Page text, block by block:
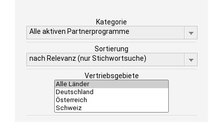
Kategorie
Alle aktiven Partnerprogramme
Sortierung
nach Relevanz (nur Stichwortsuche)
Vertriebsgebiete